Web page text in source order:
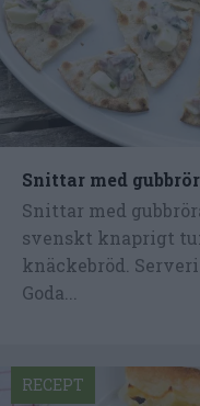
Snittar med
Snittar med
svenskt knaprigt
knäckebröd.
Goda...
RECEPT